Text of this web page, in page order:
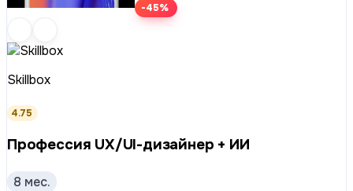
-45%
Skillbox
4.75
Профессия UX/UI-дизайнер + ИИ
8 мес.